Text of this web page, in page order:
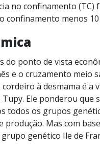
no confinamento (TC)
confinamento menos
do ponto de vista
e o cruzamento meio
cordeiro à desmama é
Ele ponderou que
todos os grupos
produção. Mas com
genético Ile de